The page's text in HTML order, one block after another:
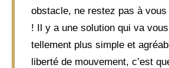
obstacle, ne restez pas à
! Il y a une solution qui va
tellement plus simple et
liberté de mouvement, c’est